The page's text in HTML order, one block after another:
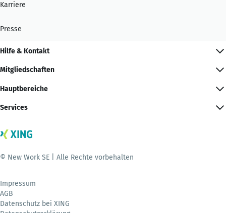
Karriere
Presse
Hilfe & Kontakt
Mitgliedschaften
Hauptbereiche
Services
© New Work SE | Alle Rechte vorbehalten
Impressum
AGB
Datenschutz bei XING